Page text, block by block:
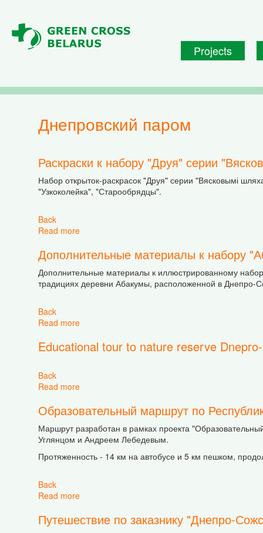
Projects
Днепровский паром
Раскраски к набору "Друя" серии
Набор открыток-раскрасок "Друя" серии "Вясковымі
"Узкоколейка", "Старообрядцы".
Back
Read more
Дополнительные материалы к набору
Дополнительные материалы к иллюстрированному
традициях деревни Абакумы, расположенной в Днепро-
Back
Read more
Educational tour to nature reserve
Back
Read more
Образовательный маршрут по
Маршрут разработан в рамках проекта
Углянцом и Андреем Лебедевым.
Протяженность - 14 км на автобусе и 5 км пешком,
Back
Read more
Путешествие по заказнику "Днепро-